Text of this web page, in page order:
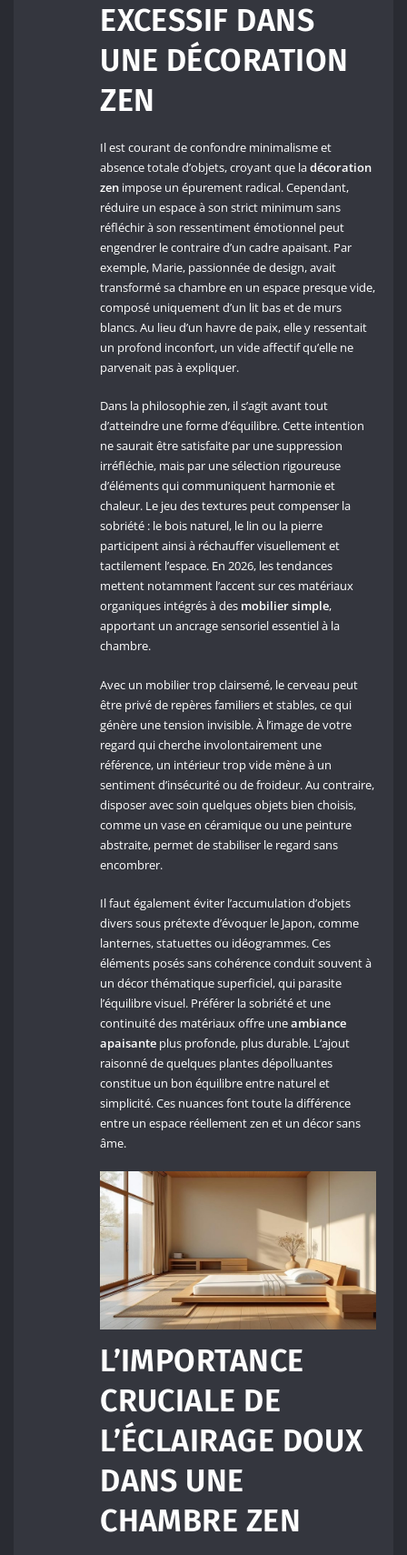
EXCESSIF DANS
UNE DÉCORATION
ZEN
Il est courant de confondre minimalisme et
absence totale d’objets, croyant que ladécoration
zen impose un épurement radical. Cependant,
réduire un espace à son strict minimum sans
réfléchir à son ressentiment émotionnel peut
engendrer le contraire d’un cadre apaisant. Par
exemple, Marie, passionnée de design, avait
transformé sa chambre en un espace presque vide,
composé uniquement d’un lit bas et de murs
blancs. Au lieu d’un havre de paix, elle y ressentait
un profond inconfort, un vide affectif qu’elle ne
parvenait pas à expliquer.
Dans la philosophie zen, il s’agit avant tout
d’atteindre une forme d’équilibre. Cette intention
ne saurait être satisfaite par une suppression
irréfléchie, mais par une sélection rigoureuse
d’éléments qui communiquent harmonie et
chaleur. Le jeu des textures peut compenser la
sobriété : le bois naturel, le lin ou la pierre
participent ainsi à réchauffer visuellement et
tactilement l’espace. En 2026, les tendances
mettent notamment l’accent sur ces matériaux
organiques intégrés à des mobilier simple,
apportant un ancrage sensoriel essentiel à la
chambre.
Avec un mobilier trop clairsemé, le cerveau peut
être privé de repères familiers et stables, ce qui
génère une tension invisible. À l’image de votre
regard qui cherche involontairement une
référence, un intérieur trop vide mène à un
sentiment d’insécurité ou de froideur. Au contraire,
disposer avec soin quelques objets bien choisis,
comme un vase en céramique ou une peinture
abstraite, permet de stabiliser le regard sans
encombrer.
Il faut également éviter l’accumulation d’objets
divers sous prétexte d’évoquer le Japon, comme
lanternes, statuettes ou idéogrammes. Ces
éléments posés sans cohérence conduit souvent à
un décor thématique superficiel, qui parasite
l’équilibre visuel. Préférer la sobriété et une
continuité des matériaux offre uneambiance
apaisante plus profonde, plus durable. L’ajout
raisonné de quelques plantes dépolluantes
constitue un bon équilibre entre naturel et
simplicité. Ces nuances font toute la différence
entre un espace réellement zen et un décor sans
âme.
L’IMPORTANCE
CRUCIALE DE
L’ÉCLAIRAGE DOUX
DANS UNE
CHAMBRE ZEN